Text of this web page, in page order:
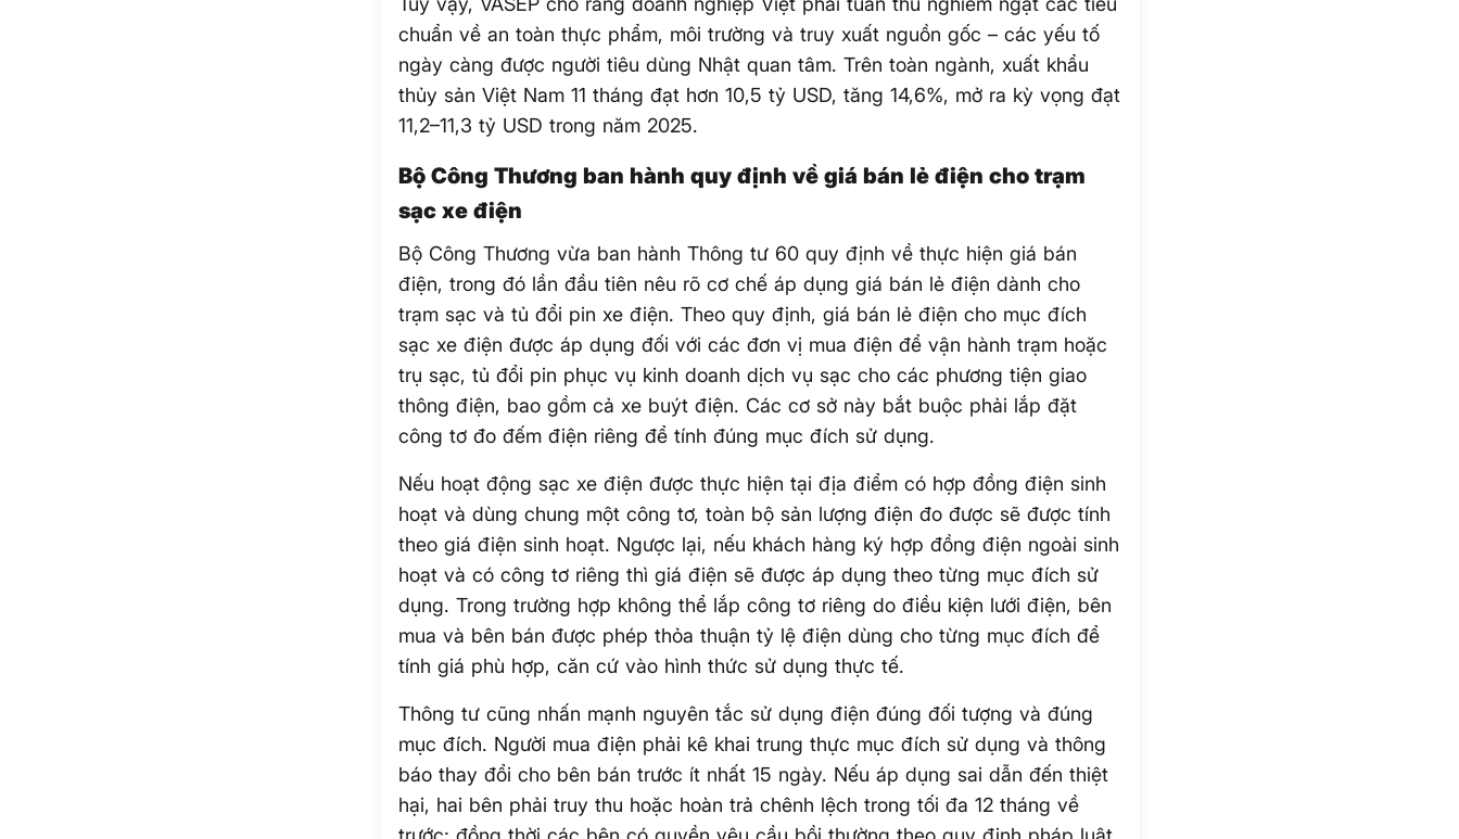
chuẩn về an toàn thực phẩm, môi trường và truy xuất nguồn gốc – các yếu tố
ngày càng được người tiêu dùng Nhật quan tâm. Trên toàn ngành, xuất khẩu
thủy sản Việt Nam 11 tháng đạt hơn 10,5 tỷ USD, tăng 14,6%, mở ra kỳ vọng đạt
11,2–11,3 tỷ USD trong năm 2025.
Bộ Công Thương ban hành quy định về giá bán lẻ điện cho trạm
sạc xe điện
Bộ Công Thương vừa ban hành Thông tư 60 quy định về thực hiện giá bán
điện, trong đó lần đầu tiên nêu rõ cơ chế áp dụng giá bán lẻ điện dành cho
trạm sạc và tủ đổi pin xe điện. Theo quy định, giá bán lẻ điện cho mục đích
sạc xe điện được áp dụng đối với các đơn vị mua điện để vận hành trạm hoặc
trụ sạc, tủ đổi pin phục vụ kinh doanh dịch vụ sạc cho các phương tiện giao
thông điện, bao gồm cả xe buýt điện. Các cơ sở này bắt buộc phải lắp đặt
công tơ đo đếm điện riêng để tính đúng mục đích sử dụng.
Nếu hoạt động sạc xe điện được thực hiện tại địa điểm có hợp đồng điện sinh
hoạt và dùng chung một công tơ, toàn bộ sản lượng điện đo được sẽ được tính
theo giá điện sinh hoạt. Ngược lại, nếu khách hàng ký hợp đồng điện ngoài sinh
hoạt và có công tơ riêng thì giá điện sẽ được áp dụng theo từng mục đích sử
dụng. Trong trường hợp không thể lắp công tơ riêng do điều kiện lưới điện, bên
mua và bên bán được phép thỏa thuận tỷ lệ điện dùng cho từng mục đích để
tính giá phù hợp, căn cứ vào hình thức sử dụng thực tế.
Thông tư cũng nhấn mạnh nguyên tắc sử dụng điện đúng đối tượng và đúng
mục đích. Người mua điện phải kê khai trung thực mục đích sử dụng và thông
báo thay đổi cho bên bán trước ít nhất 15 ngày. Nếu áp dụng sai dẫn đến thiệt
hại, hai bên phải truy thu hoặc hoàn trả chênh lệch trong tối đa 12 tháng về